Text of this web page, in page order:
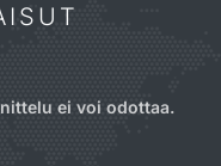
ei voi odottaa.